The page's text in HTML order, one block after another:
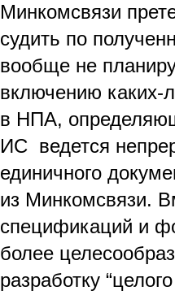
Минкомсвязи
судить по
вообще не
включению каких-
в НПА,
ИС ведется
единичного
из Минкомсвязи.
спецификаций и
более
разработку